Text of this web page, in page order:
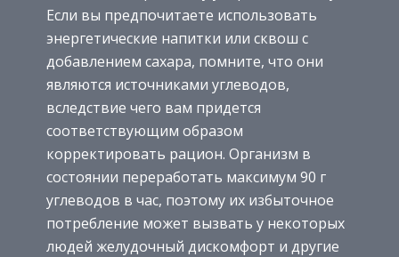
Если вы предпочитаете использовать
энергетические напитки или сквош с
добавлением сахара, помните, что они
являются источниками углеводов,
вследствие чего вам придется
соответствующим образом
корректировать рацион. Организм в
состоянии переработать максимум 90 г
углеводов в час, поэтому их избыточное
потребление может вызвать у некоторых
людей желудочный дискомфорт и другие